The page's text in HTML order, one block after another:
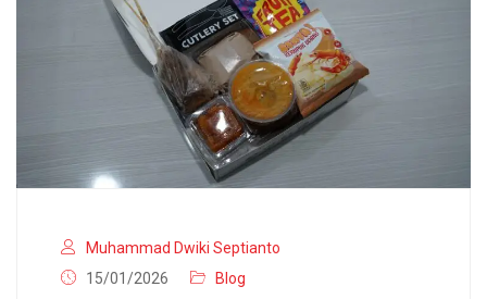
Muhammad Dwiki Septianto
15/01/2026
Blog